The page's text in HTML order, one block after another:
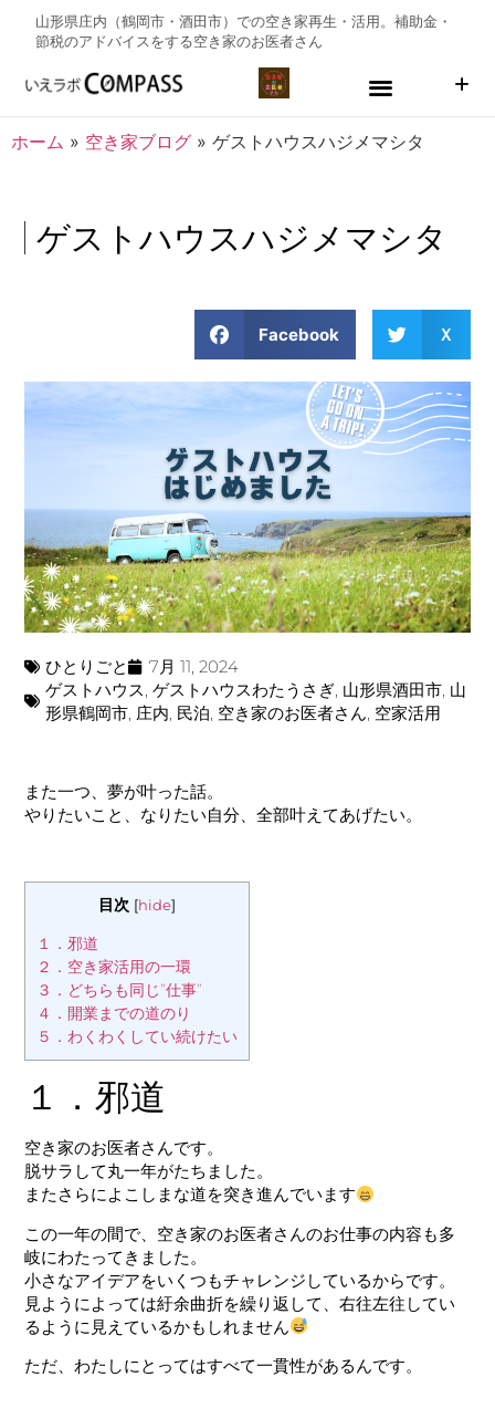
山形県庄内（鶴岡市・酒田市）での空き家再生・活用。補助金・
節税のアドバイスをする空き家のお医者さん
ホーム » 空き家ブログ » ゲストハウスハジメマシタ
ゲストハウスハジメマシタ
Facebook Ｘ
ひとりごと
7月 11, 2024
ゲストハウス,ゲストハウスわたうさぎ, 山形県酒田市, 山
形県鶴岡市, 庄内, 民泊, 空き家のお医者さん, 空家活用
また一つ、夢が叶った話。
やりたいこと、なりたい自分、全部叶えてあげたい。
目次 [hide]
１．邪道
２．空き家活用の一環
３．どちらも同じ”仕事”
４．開業までの道のり
５．わくわくしてい続けたい
１．邪道
空き家のお医者さんです。
脱サラして丸一年がたちました。
またさらによこしまな道を突き進んでいます
この一年の間で、空き家のお医者さんのお仕事の内容も多
岐にわたってきました。
小さなアイデアをいくつもチャレンジしているからです。
見ようによっては紆余曲折を繰り返して、右往左往してい
るように見えているかもしれません
ただ、わたしにとってはすべて一貫性があるんです。